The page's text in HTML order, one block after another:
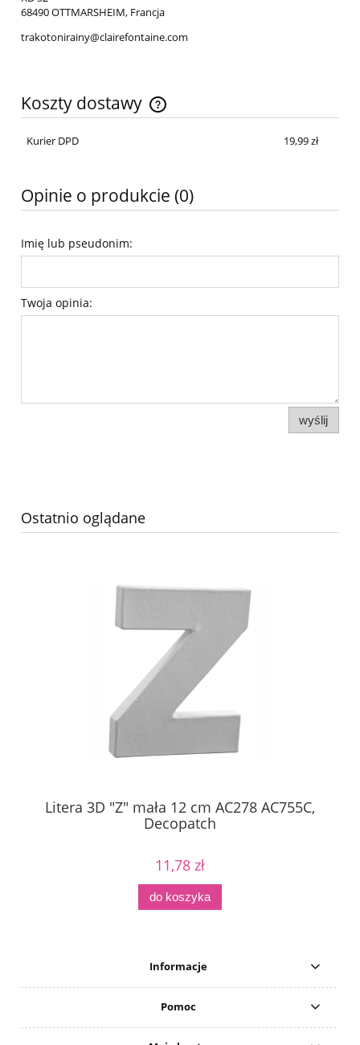
68490 OTTMARSHEIM, Francja
trakotonirainy@clairefontaine.com
Koszty dostawy
Cena nie zawiera ewentualnych kosztów płatności
Kurier DPD
19,99 zł
Opinie o produkcie (0)
Imię lub pseudonim:
Twoja opinia:
wyślij
Ostatnio oglądane
Litera 3D "Z" mała 12 cm AC278 AC755C,
Decopatch
11,78 zł
do koszyka
Informacje
Pomoc